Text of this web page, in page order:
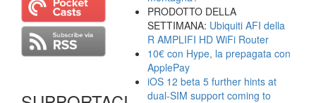
PRODOTTO DELLA
SETTIMANA: Ubiquiti AFI della
R AMPLIFI HD WiFi Router
10€ con Hype, la prepagata con
ApplePay
iOS 12 beta 5 further hints at
dual-SIM support coming to